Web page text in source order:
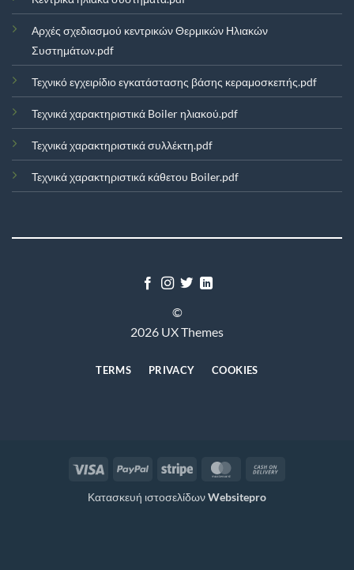
Αρχές σχεδιασμού κεντρικών Θερμικών Ηλιακών
Συστημάτων.pdf
Τεχνικό εγχειρίδιο εγκατάστασης βάσης κεραμοσκεπής.pdf
Τεχνικά χαρακτηριστικά Boiler ηλιακού.pdf
Τεχνικά χαρακτηριστικά συλλέκτη.pdf
Τεχνικά χαρακτηριστικά κάθετου Boiler.pdf
©
2026 UX Themes
TERMS PRIVACY COOKIES
Visa PayPal Stripe MasterCard
Κατασκευή ιστοσελίδωνWebsitepro